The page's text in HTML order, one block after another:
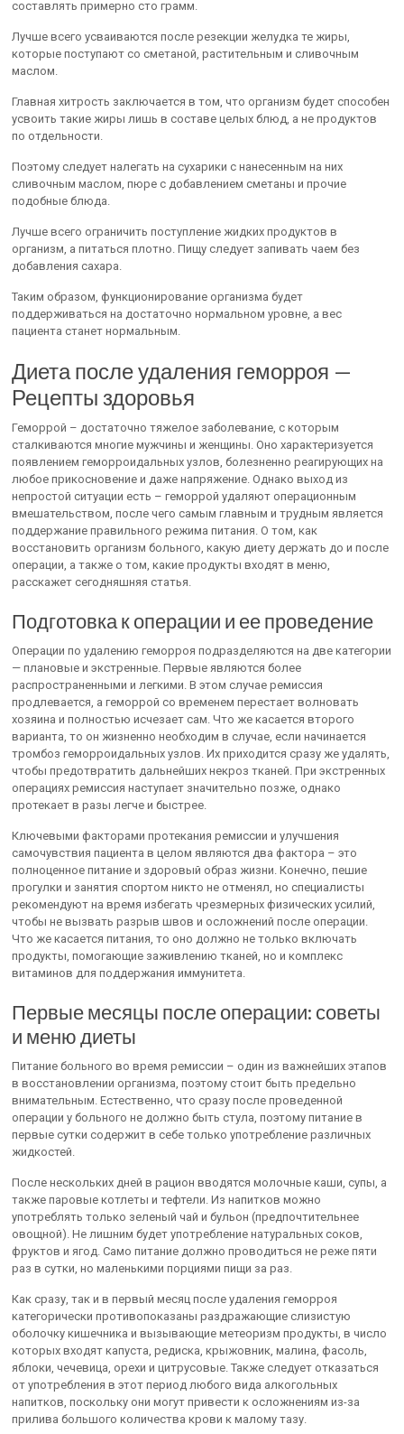
составлять примерно сто грамм.
Лучше всего усваиваются после резекции желудка те жиры,
которые поступают со сметаной, растительным и сливочным
маслом.
Главная хитрость заключается в том, что организм будет способен
усвоить такие жиры лишь в составе целых блюд, а не продуктов
по отдельности.
Поэтому следует налегать на сухарики с нанесенным на них
сливочным маслом, пюре с добавлением сметаны и прочие
подобные блюда.
Лучше всего ограничить поступление жидких продуктов в
организм, а питаться плотно. Пищу следует запивать чаем без
добавления сахара.
Таким образом, функционирование организма будет
поддерживаться на достаточно нормальном уровне, а вес
пациента станет нормальным.
Диета после удаления геморроя —
Рецепты здоровья
Геморрой – достаточно тяжелое заболевание, с которым
сталкиваются многие мужчины и женщины. Оно характеризуется
появлением геморроидальных узлов, болезненно реагирующих на
любое прикосновение и даже напряжение. Однако выход из
непростой ситуации есть – геморрой удаляют операционным
вмешательством, после чего самым главным и трудным является
поддержание правильного режима питания. О том, как
восстановить организм больного, какую диету держать до и после
операции, а также о том, какие продукты входят в меню,
расскажет сегодняшняя статья.
Подготовка к операции и ее проведение
Операции по удалению геморроя подразделяются на две категории
— плановые и экстренные. Первые являются более
распространенными и легкими. В этом случае ремиссия
продлевается, а геморрой со временем перестает волновать
хозяина и полностью исчезает сам. Что же касается второго
варианта, то он жизненно необходим в случае, если начинается
тромбоз геморроидальных узлов. Их приходится сразу же удалять,
чтобы предотвратить дальнейших некроз тканей. При экстренных
операциях ремиссия наступает значительно позже, однако
протекает в разы легче и быстрее.
Ключевыми факторами протекания ремиссии и улучшения
самочувствия пациента в целом являются два фактора – это
полноценное питание и здоровый образ жизни. Конечно, пешие
прогулки и занятия спортом никто не отменял, но специалисты
рекомендуют на время избегать чрезмерных физических усилий,
чтобы не вызвать разрыв швов и осложнений после операции.
Что же касается питания, то оно должно не только включать
продукты, помогающие заживлению тканей, но и комплекс
витаминов для поддержания иммунитета.
Первые месяцы после операции: советы
и меню диеты
Питание больного во время ремиссии – один из важнейших этапов
в восстановлении организма, поэтому стоит быть предельно
внимательным. Естественно, что сразу после проведенной
операции у больного не должно быть стула, поэтому питание в
первые сутки содержит в себе только употребление различных
жидкостей.
После нескольких дней в рацион вводятся молочные каши, супы, а
также паровые котлеты и тефтели. Из напитков можно
употреблять только зеленый чай и бульон (предпочтительнее
овощной). Не лишним будет употребление натуральных соков,
фруктов и ягод. Само питание должно проводиться не реже пяти
раз в сутки, но маленькими порциями пищи за раз.
Как сразу, так и в первый месяц после удаления геморроя
категорически противопоказаны раздражающие слизистую
оболочку кишечника и вызывающие метеоризм продукты, в число
которых входят капуста, редиска, крыжовник, малина, фасоль,
яблоки, чечевица, орехи и цитрусовые. Также следует отказаться
от употребления в этот период любого вида алкогольных
напитков, поскольку они могут привести к осложнениям из-за
прилива большого количества крови к малому тазу.